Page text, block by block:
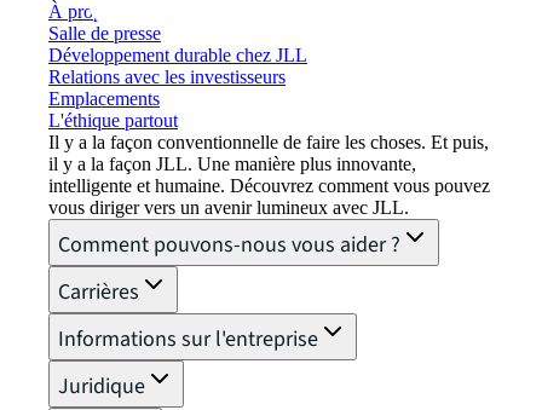
À propos de JLL
Salle de presse
Développement durable chez JLL
Relations avec les investisseurs
Emplacements
L'éthique partout
Il y a la façon conventionnelle de faire les choses. Et puis,
il y a la façon JLL. Une manière plus innovante,
intelligente et humaine. Découvrez comment vous pouvez
vous diriger vers un avenir lumineux avec JLL.
Comment pouvons-nous vous aider ?
Carrières
Informations sur l'entreprise
Juridique